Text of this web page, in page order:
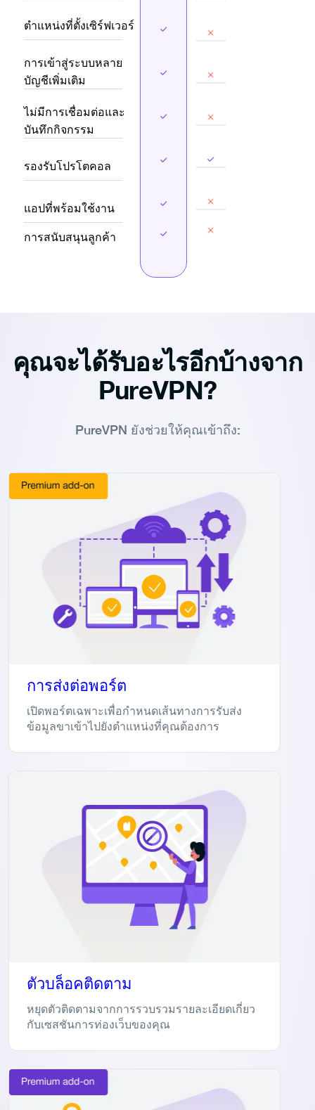
ตำแหน่งที่ตั้งเซิร์ฟเวอร์
การเข้าสู่ระบบหลาย
บัญชีเพิ่มเติม
ไม่มีการเชื่อมต่อและ
บันทึกกิจกรรม
รองรับโปรโตคอล
แอปที่พร้อมใช้งาน
การสนับสนุนลูกค้า
คุณจะได้รับอะไรอีกบ้างจาก
PureVPN?
PureVPN ยังช่วยให้คุณเข้าถึง:
การส่งต่อพอร์ต
เปิดพอร์ตเฉพาะเพื่อกำหนดเส้นทางการรับส่ง
ข้อมูลขาเข้าไปยังตำแหน่งที่คุณต้องการ
ตัวบล็อคติดตาม
หยุดตัวติดตามจากการรวบรวมรายละเอียดเกี่ยว
กับเซสชันการท่องเว็บของคุณ